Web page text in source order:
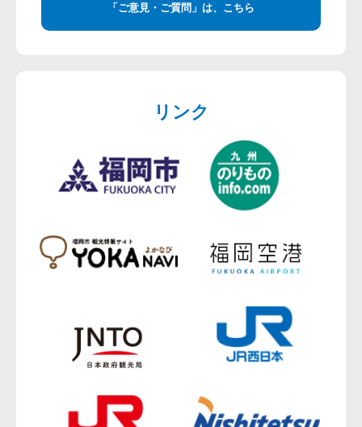
「ご意見・ご質問」は、こちら
リンク